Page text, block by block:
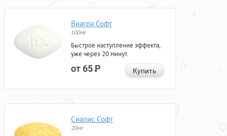
Виагра Софт
100мг
Быстрое наступление эффекта,
уже через 20 минут.
от 65Р Купить
Сиалис Софт
20мг